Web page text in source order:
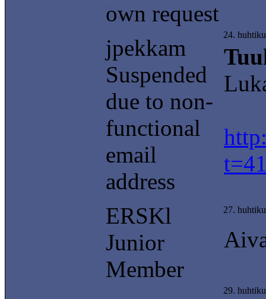
own request
jpekkam
Suspended
due to non-
functional
email
address
24.
ERSKl
Junior
Member
27.
29.